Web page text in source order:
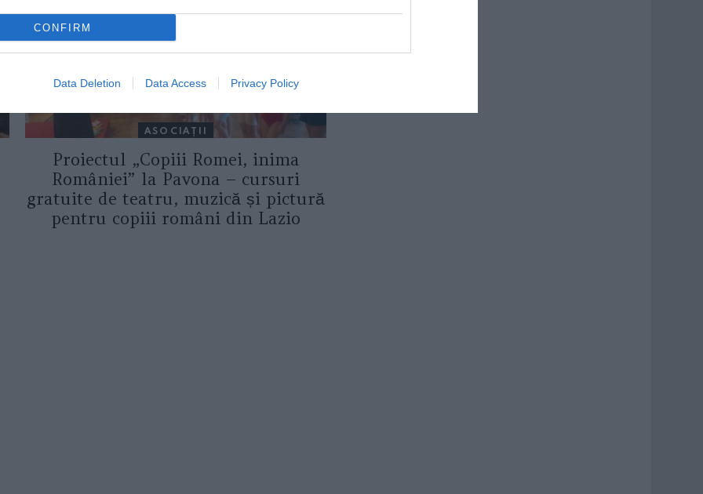
CONFIRM
Data Deletion Data Access Privacy Policy
ASOCIAŢII
Proiectul „Copiii Romei, inima
României” la Pavona – cursuri
gratuite de teatru, muzică și pictură
pentru copiii români din Lazio